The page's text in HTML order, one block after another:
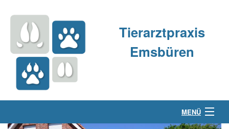
Tierarztpraxis
Emsbüren
MENÜ